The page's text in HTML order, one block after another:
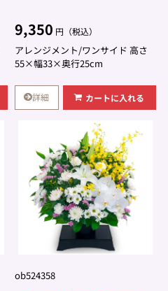
9,350 円（税込）
アレンジメント/ワンサイド 高さ
55×幅33×奥行25cm
詳細 カートに入れる
ob524358